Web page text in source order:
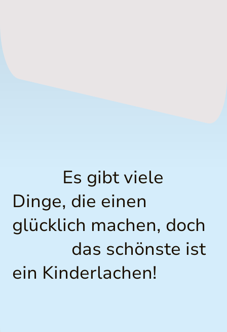
Es gibt viele
Dinge, die einen
glücklich machen, doch
das schönste ist
ein Kinderlachen!